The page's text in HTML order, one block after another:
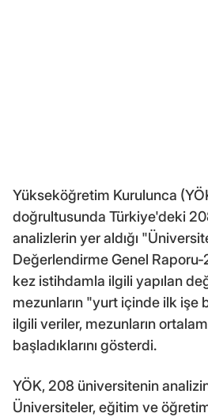
Yükseköğretim Kurulunca
doğrultusunda Türkiye'deki
analizlerin yer aldığı
Değerlendirme Genel Raporu-
kez istihdamla ilgili yapılan
mezunların "yurt içinde ilk işe
ilgili veriler, mezunların
başladıklarını gösterdi.
YÖK, 208 üniversitenin
Üniversiteler, eğitim ve